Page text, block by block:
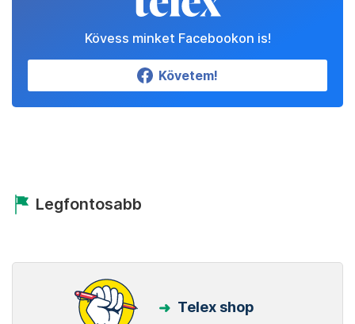
Kövess minket Facebookon is!
Követem!
Legfontosabb
Telex shop